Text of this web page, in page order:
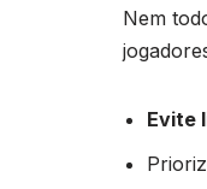
Nem
Evite